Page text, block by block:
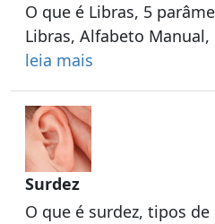
O que é Libras, 5
Libras, Alfabeto
leia mais
Surdez
O que é surdez, tipos de